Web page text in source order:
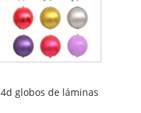
4d globos de láminas